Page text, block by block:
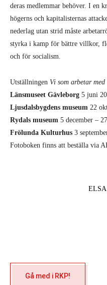
deras medlemmar behöver. I en
högerns och kapitalisternas
nederlag utan strid måste
styrka i kamp för bättre villkor,
och för socialism.
Utställningen Vi som arbetar
Länsmuseet Gävleborg 5 juni
Ljusdalsbygdens museum 22
Rydals museum 5 december –
Frölunda Kulturhus 3
Fotoboken finns att beställa via
Gå med i RKP!